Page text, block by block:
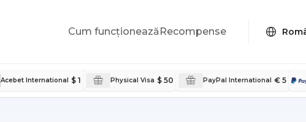
Cum funcționeazăRecompense
Acebet International $ 1 Physical Visa $ 50 PayPal International € 5